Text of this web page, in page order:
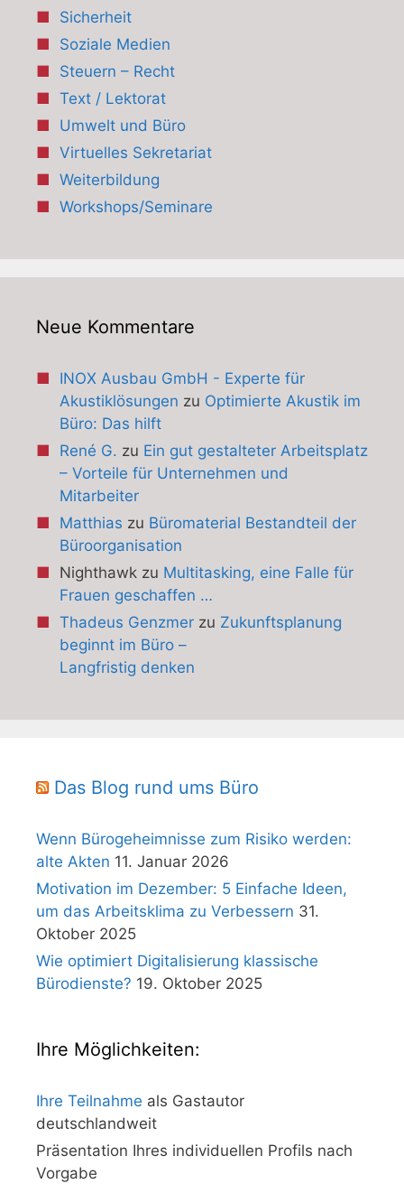
Sicherheit
Soziale Medien
Steuern – Recht
Text / Lektorat
Umwelt und Büro
Virtuelles Sekretariat
Weiterbildung
Workshops/Seminare
Neue Kommentare
INOX Ausbau GmbH - Experte für
Akustiklösungen zu Optimierte Akustik im
Büro: Das hilft
René G. zu Ein gut gestalteter Arbeitsplatz
– Vorteile für Unternehmen und
Mitarbeiter
Matthias zu Büromaterial Bestandteil der
Büroorganisation
Nighthawkzu Multitasking, eine Falle für
Frauen geschaffen …
Thadeus Genzmerzu Zukunftsplanung
beginnt im Büro –
Langfristig denken
Das Blog rund ums Büro
Wenn Bürogeheimnisse zum Risiko werden:
alte Akten 11. Januar 2026
Motivation im Dezember: 5 Einfache Ideen,
um das Arbeitsklima zu Verbessern 31.
Oktober 2025
Wie optimiert Digitalisierung klassische
Bürodienste? 19. Oktober 2025
Ihre Möglichkeiten:
Ihre Teilnahme als Gastautor
deutschlandweit
Präsentation Ihres individuellen Profils nach
Vorgabe